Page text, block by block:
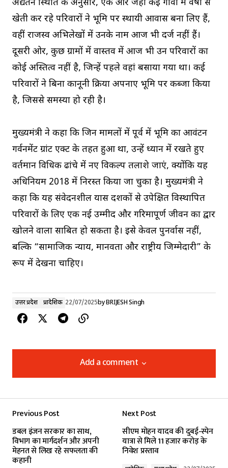
अद्यतन स्थिति के अनुसार, एक ओर जहाँ कई गांवों में वर्षों से
खेती कर रहे परिवारों ने भूमि पर स्थायी आवास बना लिए हैं,
वहीं राजस्व अभिलेखों में उनके नाम आज भी दर्ज नहीं हैं।
दूसरी ओर, कुछ ग्रामों में वास्तव में आज भी उन परिवारों का
कोई अस्तित्व नहीं है, जिन्हें पहले वहां बसाया गया था। कई
परिवारों ने बिना कानूनी प्रक्रिया अपनाए भूमि पर कब्जा किया
है, जिससे समस्या हो रही है।
मुख्यमंत्री ने कहा कि जिन मामलों में पूर्व में भूमि का आवंटन
गर्वनमेंट ग्रांट एक्ट के तहत हुआ था, उन्हें ध्यान में रखते हुए
वर्तमान विधिक ढांचे में नए विकल्प तलाशे जाएं, क्योंकि यह
अधिनियम 2018 में निरस्त किया जा चुका है। मुख्यमंत्री ने
कहा कि यह संवेदनशील प्रयास दशकों से उपेक्षित विस्थापित
परिवारों के लिए एक नई उम्मीद और गरिमापूर्ण जीवन का द्वार
खोलने वाला साबित हो सकता है। इसे केवल पुनर्वास नहीं,
बल्कि “सामाजिक न्याय, मानवता और राष्ट्रीय जिम्मेदारी” के
रूप में देखना चाहिए।
उत्तर प्रदेश प्रादेशिक 22/07/2025byBRIJESH Singh
Add a comment
Add a comment
Required fields are marked*
Comment
Previous Post
डबल इंजन सरकार का साथ,
विभाग का मार्गदर्शन और अपनी
मेहनत से लिख रहे सफलता की
कहानी
Next Post
सीएम मोहन यादव की दुबई-स्पेन
यात्रा से मिले 11 हजार करोड़ के
निवेश प्रस्ताव